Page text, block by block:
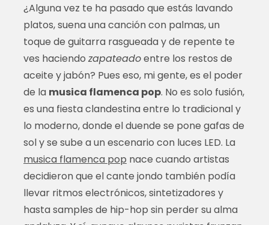
¿Alguna vez te ha pasado que estás lavando
platos, suena una canción con palmas, un
toque de guitarra rasgueada y de repente te
ves haciendo zapateadoentre los restos de
aceite y jabón? Pues eso, mi gente, es el poder
de la musica flamenca pop. No es solo fusión,
es una fiesta clandestina entre lo tradicional y
lo moderno, donde el duende se pone gafas de
sol y se sube a un escenario con luces LED. La
musica flamenca pop nace cuando artistas
decidieron que el cante jondo también podía
llevar ritmos electrónicos, sintetizadores y
hasta samples de hip-hop sin perder su alma